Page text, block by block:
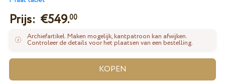
Prijs: €549.00
Archiefartikel. Maken mogelijk, kantpatroon kan afwijken.
Controleer de details voor het plaatsen van een bestelling.